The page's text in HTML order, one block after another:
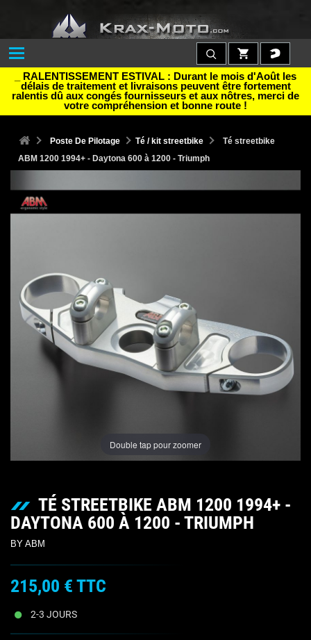
_ RALENTISSEMENT ESTIVAL : Durant le mois d'Août les
délais de traitement et livraisons peuvent être fortement
ralentis dû aux congés fournisseurs et aux nôtres, merci de
votre compréhension et bonne route !
Poste De Pilotage Té / kit streetbike
Té streetbike
ABM 1200 1994+ - Daytona 600 à 1200 - Triumph
Double tap pour zoomer
TÉ STREETBIKE ABM 1200 1994+ -
DAYTONA 600 À 1200 - TRIUMPH
BY ABM
215,00 € TTC
2-3 JOURS